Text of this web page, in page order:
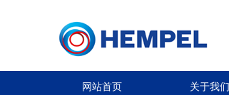
网站首页 关于我们